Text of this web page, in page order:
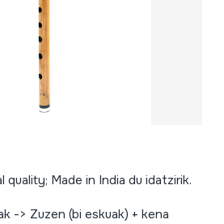
quality; Made in India du idatzirik.
-> Zuzen (bi eskuak) + kena